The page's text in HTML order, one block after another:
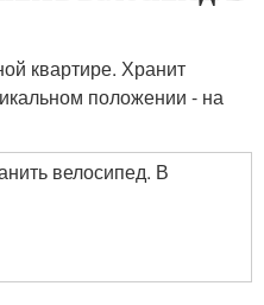
квартире. Хранит
положении - на